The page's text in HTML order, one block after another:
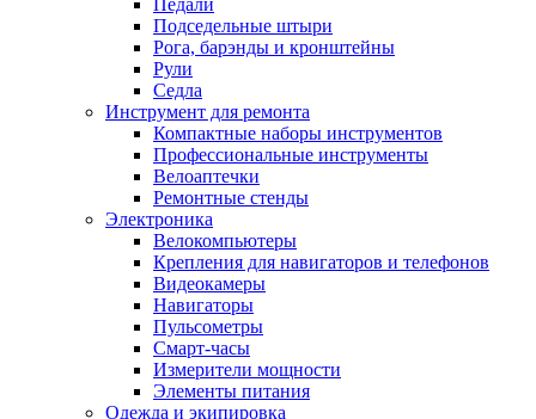
Подседельные штыри
Рога, барэнды и кронштейны
Рули
Седла
Инструмент для ремонта
Компактные наборы инструментов
Профессиональные инструменты
Велоаптечки
Ремонтные стенды
Электроника
Велокомпьютеры
Крепления для навигаторов и телефонов
Видеокамеры
Навигаторы
Пульсометры
Смарт-часы
Измерители мощности
Элементы питания
Одежда и экипировка